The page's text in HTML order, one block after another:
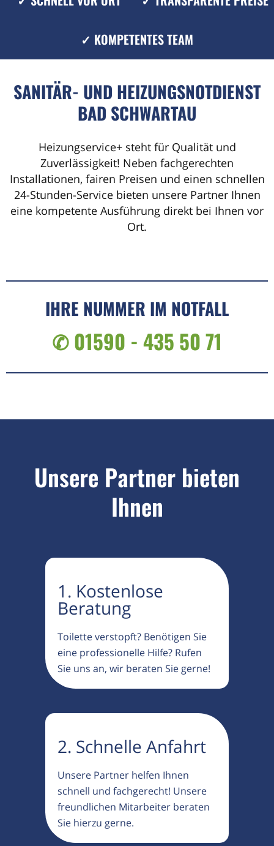
✓ KOMPETENTES TEAM
SANITÄR- UND HEIZUNGSNOTDIENST
BAD SCHWARTAU
Heizungservice+ steht für Qualität und
Zuverlässigkeit! Neben fachgerechten
Installationen, fairen Preisen und einen schnellen
24-Stunden-Service bieten unsere Partner Ihnen
eine kompetente Ausführung direkt bei Ihnen vor
Ort.
IHRE NUMMER IM NOTFALL
✆ 01590 - 435 50 71
Unsere Partner bieten
Ihnen
1. Kostenlose
Beratung
Toilette verstopft? Benötigen Sie
eine professionelle Hilfe? Rufen
Sie uns an, wir beraten Sie gerne!
2. Schnelle Anfahrt
Unsere Partner helfen Ihnen
schnell und fachgerecht! Unsere
freundlichen Mitarbeiter beraten
Sie hierzu gerne.